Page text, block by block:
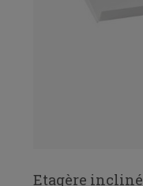
Etagère